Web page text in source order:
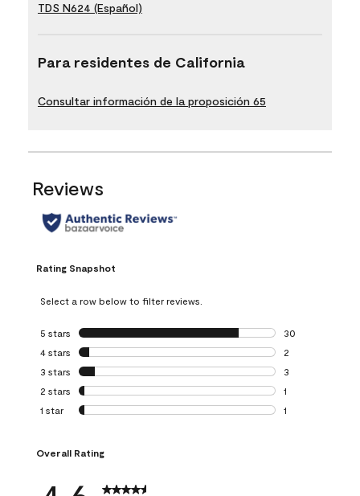
TDS N624 (Español)
Para residentes de California
Consultar información de la proposición 65
Reviews
Rating Snapshot
Select a row below to filter reviews.
5 stars stars
30
30 reviews with
4 stars stars
2
2 reviews with 4
3 stars stars
3
3 reviews with 3
2 stars stars
1
1 review with 2
1 star stars
1
Overall Rating